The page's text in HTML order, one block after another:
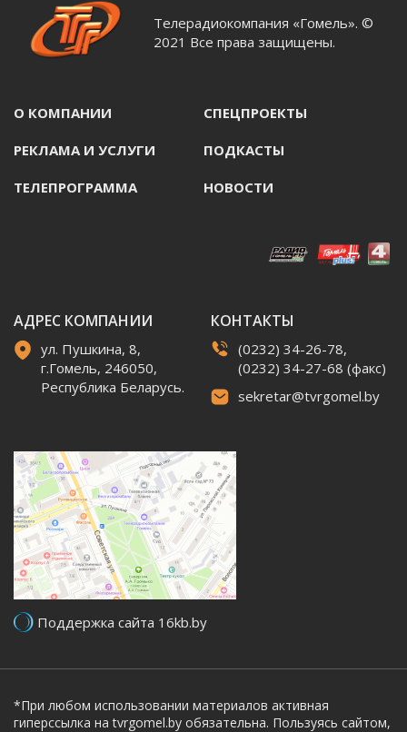
Телерадиокомпания «Гомель». ©
2021 Все права защищены.
О КОМПАНИИ СПЕЦПРОЕКТЫ
РЕКЛАМА И УСЛУГИ ПОДКАСТЫ
ТЕЛЕПРОГРАММА НОВОСТИ
АДРЕС КОМПАНИИ
ул. Пушкина, 8,
г.Гомель, 246050,
Республика Беларусь.
КОНТАКТЫ
(0232) 34-26-78,
(0232) 34-27-68 (факс)
sekretar@tvrgomel.by
Поддержка сайта 16kb.by
*При любом использовании материалов активная
гиперссылка на tvrgomel.by обязательна. Пользуясь сайтом,